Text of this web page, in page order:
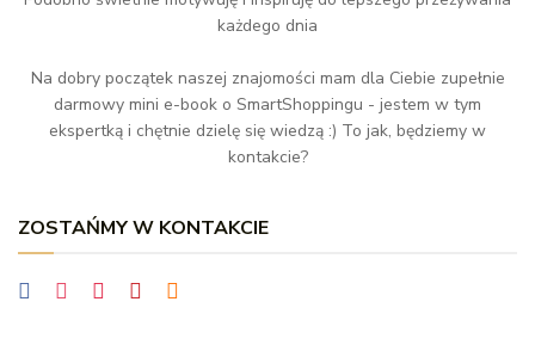
każdego dnia
Na dobry początek naszej znajomości mam dla Ciebie zupełnie
darmowy mini e-book o SmartShoppingu - jestem w tym
ekspertką i chętnie dzielę się wiedzą :) To jak, będziemy w
kontakcie?
ZOSTAŃMY W KONTAKCIE